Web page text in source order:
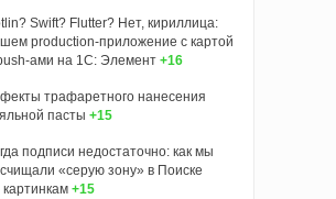
Swift? Flutter? Нет, кириллица:
production-приложение с картой
ами на 1С: Элемент +16
трафаретного нанесения
пасты +15
подписи недостаточно: как мы
«серую зону» в Поиске
картинкам +15